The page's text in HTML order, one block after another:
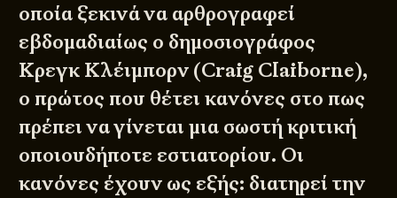
οποία ξεκινά να αρθρογραφεί
εβδομαδιαίως ο δημοσιογράφος
Κρεγκ Κλέιμπορν (Craig Claiborne),
ο πρώτος που θέτει κανόνες στο πως
πρέπει να γίνεται μια σωστή κριτική
οποιουδήποτε εστιατορίου. Οι
κανόνες έχουν ως εξής: διατηρεί την